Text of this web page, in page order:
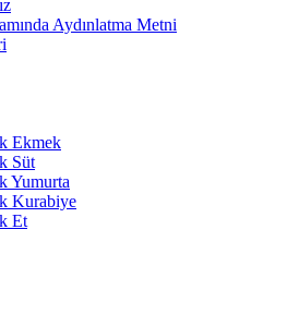
Aydınlatma Metni
Ekmek
Süt
Yumurta
Kurabiye
Et